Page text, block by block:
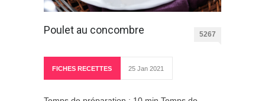
Poulet au concombre 5267
FICHES RECETTES 25 Jan 2021